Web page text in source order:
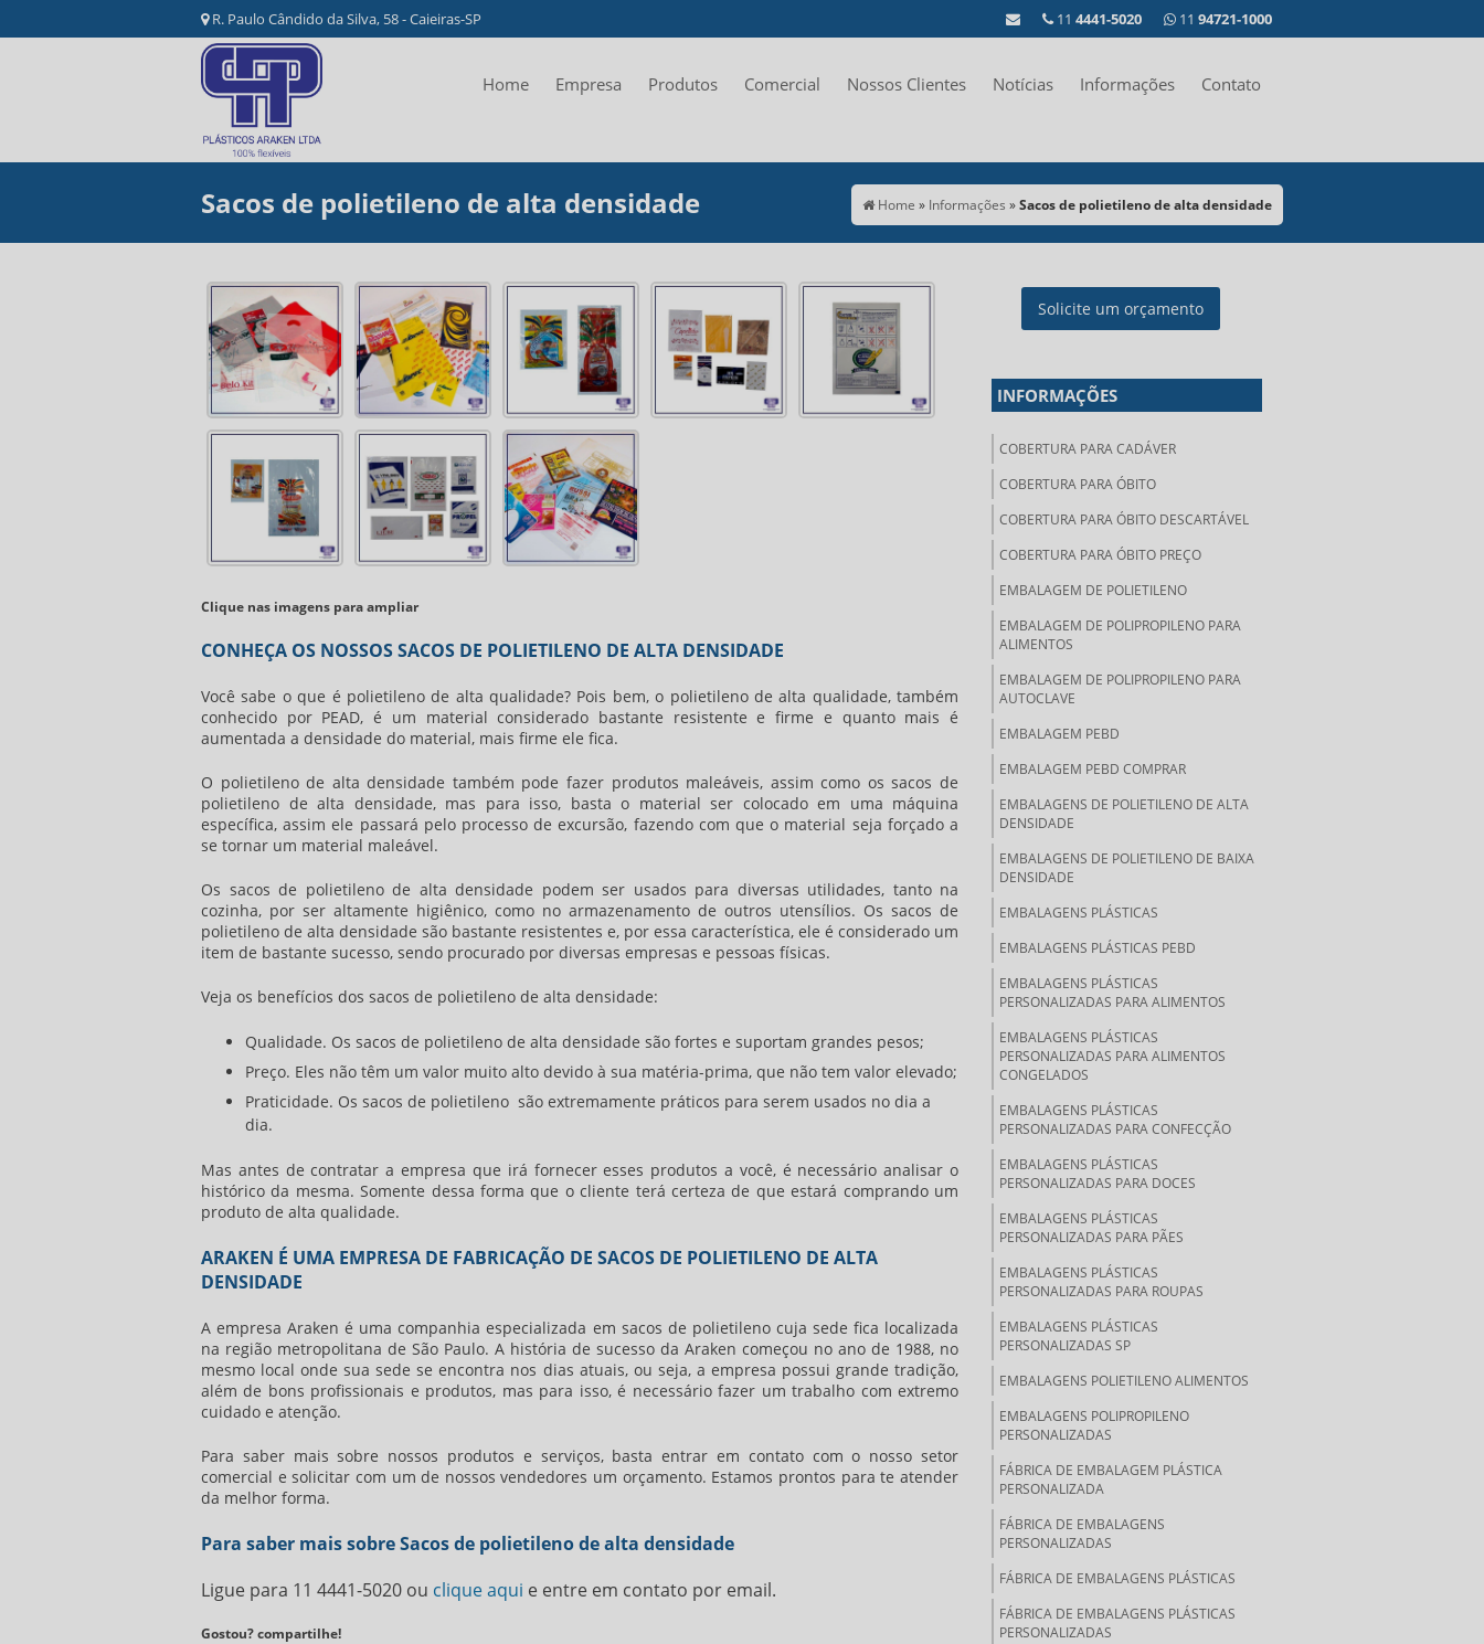
R. Paulo Cândido da Silva, 58 - Caieiras-SP 11 94721-1000
11 4441-5020
Home Empresa Produtos Comercial Nossos Clientes Notícias Informações Contato
Home » Informações »Sacos de polietileno de alta densidade
Sacos de polietileno de alta densidade
Clique nas imagens para ampliar
CONHEÇA OS NOSSOS SACOS DE POLIETILENO DE ALTA DENSIDADE
Você sabe o que é polietileno de alta qualidade? Pois bem, o polietileno de alta qualidade, também
conhecido por PEAD, é um material considerado bastante resistente e firme e quanto mais é
aumentada a densidade do material, mais firme ele fica.
O polietileno de alta densidade também pode fazer produtos maleáveis, assim como ossacos de
polietileno de alta densidade, mas para isso, basta o material ser colocado em uma máquina
específica, assim ele passará pelo processo de excursão, fazendo com que o material seja forçado a
se tornar um material maleável.
Os sacos de polietileno de alta densidade podem ser usados para diversas utilidades, tanto na
cozinha, por ser altamente higiênico, como no armazenamento de outros utensílios. Os sacos de
polietileno de alta densidade são bastante resistentes e, por essa característica, ele é considerado um
item de bastante sucesso, sendo procurado por diversas empresas e pessoas físicas.
Veja os benefícios dos sacos de polietileno de alta densidade:
Qualidade. Os sacos de polietileno de alta densidade são fortes e suportam grandes pesos;
Preço. Eles não têm um valor muito alto devido à sua matéria-prima, que não tem valor elevado;
Praticidade. Os sacos de polietileno são extremamente práticos para serem usados no dia a
dia.
Mas antes de contratar a empresa que irá fornecer esses produtos a você, é necessário analisar o
histórico da mesma. Somente dessa forma que o cliente terá certeza de que estará comprando um
produto de alta qualidade.
ARAKEN É UMA EMPRESA DE FABRICAÇÃO DE SACOS DE POLIETILENO DE ALTA
DENSIDADE
A empresa Araken é uma companhia especializada em sacos de polietileno cuja sede fica localizada
na região metropolitana de São Paulo. A história de sucesso da Araken começou no ano de 1988, no
mesmo local onde sua sede se encontra nos dias atuais, ou seja, a empresa possui grande tradição,
além de bons profissionais e produtos, mas para isso, é necessário fazer um trabalho com extremo
cuidado e atenção.
Para saber mais sobre nossos produtos e serviços, basta entrar em contato com o nosso setor
comercial e solicitar com um de nossos vendedores um orçamento. Estamos prontos para te atender
da melhor forma.
Para saber mais sobre Sacos de polietileno de alta densidade
Ligue para 11 4441-5020 ou clique aqui e entre em contato por email.
Gostou? compartilhe!
Solicite um orçamento
INFORMAÇÕES
COBERTURA PARA CADÁVER
COBERTURA PARA ÓBITO
COBERTURA PARA ÓBITO DESCARTÁVEL
COBERTURA PARA ÓBITO PREÇO
EMBALAGEM DE POLIETILENO
EMBALAGEM DE POLIPROPILENO PARA
ALIMENTOS
EMBALAGEM DE POLIPROPILENO PARA
AUTOCLAVE
EMBALAGEM PEBD
EMBALAGEM PEBD COMPRAR
EMBALAGENS DE POLIETILENO DE ALTA
DENSIDADE
EMBALAGENS DE POLIETILENO DE BAIXA
DENSIDADE
EMBALAGENS PLÁSTICAS
EMBALAGENS PLÁSTICAS PEBD
EMBALAGENS PLÁSTICAS
PERSONALIZADAS PARA ALIMENTOS
EMBALAGENS PLÁSTICAS
PERSONALIZADAS PARA ALIMENTOS
CONGELADOS
EMBALAGENS PLÁSTICAS
PERSONALIZADAS PARA CONFECÇÃO
EMBALAGENS PLÁSTICAS
PERSONALIZADAS PARA DOCES
EMBALAGENS PLÁSTICAS
PERSONALIZADAS PARA PÃES
EMBALAGENS PLÁSTICAS
PERSONALIZADAS PARA ROUPAS
EMBALAGENS PLÁSTICAS
PERSONALIZADAS SP
EMBALAGENS POLIETILENO ALIMENTOS
EMBALAGENS POLIPROPILENO
PERSONALIZADAS
FÁBRICA DE EMBALAGEM PLÁSTICA
PERSONALIZADA
FÁBRICA DE EMBALAGENS
PERSONALIZADAS
FÁBRICA DE EMBALAGENS PLÁSTICAS
FÁBRICA DE EMBALAGENS PLÁSTICAS
PERSONALIZADAS